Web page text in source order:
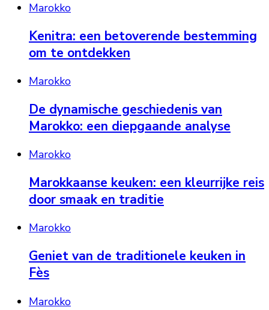
Marokko
Kenitra: een betoverende bestemming
om te ontdekken
Marokko
De dynamische geschiedenis van
Marokko: een diepgaande analyse
Marokko
Marokkaanse keuken: een kleurrijke reis
door smaak en traditie
Marokko
Geniet van de traditionele keuken in
Fès
Marokko